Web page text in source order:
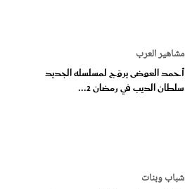
مشاهير العرب
أحمد العوضى يروّج لمسلسله الجديد
سلطان الديب في رمضان 2...
شباب وبنات